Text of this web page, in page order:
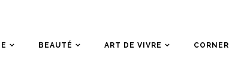
BEAUTÉ ART DE VIVRE